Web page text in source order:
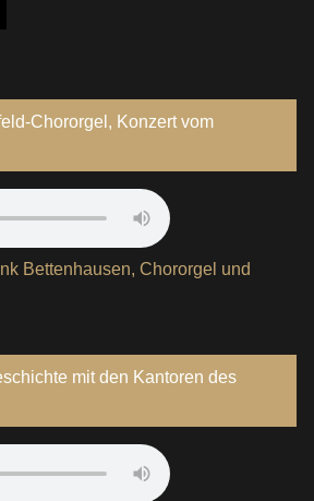
Chororgel, Konzert vom
Bettenhausen, Chororgel und
mit den Kantoren des